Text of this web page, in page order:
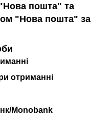
пошта" та
"Нова пошта" за
отриманні
Monobank